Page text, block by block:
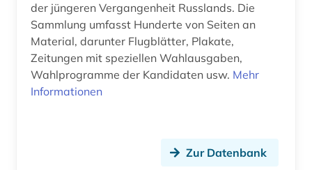
musik (2)
musikwissenschaft (1)
der jüngeren Vergangenheit Russlands. Die
Sammlung umfasst Hunderte von Seiten an
Material, darunter Flugblätter, Plakate,
Zeitungen mit speziellen Wahlausgaben,
Wahlprogramme der Kandidaten usw. Mehr
Informationen
Zur Datenbank